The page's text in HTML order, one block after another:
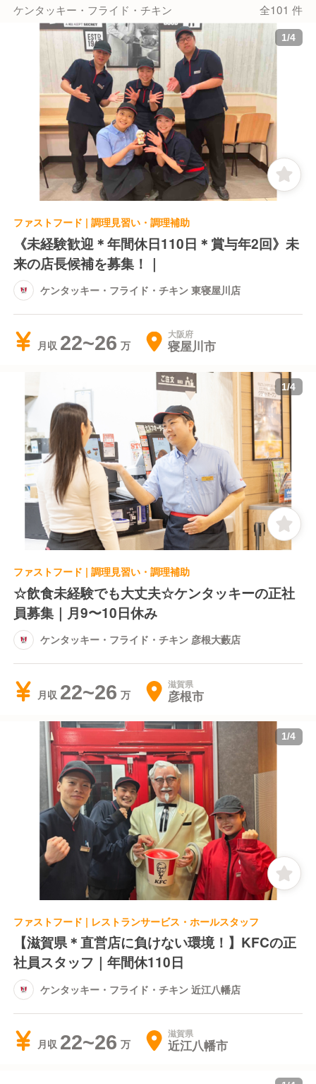
ケンタッキー・フライド・チキン 全101 件
1/4
ファストフード | 調理見習い・調理補助
《未経験歓迎＊年間休日110日＊賞与年2回》未
来の店長候補を募集！｜
ケンタッキー・フライド・チキン 東寝屋川店
月収 22~26 大阪府
寝屋川市
1/4
ファストフード | 調理見習い・調理補助
☆飲食未経験でも大丈夫☆ケンタッキーの正社
員募集｜月9〜10日休み
ケンタッキー・フライド・チキン 彦根大藪店
月収 22~26 滋賀県
彦根市
1/4
ファストフード | レストランサービス・ホールスタッフ
【滋賀県＊直営店に負けない環境！】KFCの正
社員スタッフ｜年間休110日
ケンタッキー・フライド・チキン 近江八幡店
月収 22~26 滋賀県
近江八幡市